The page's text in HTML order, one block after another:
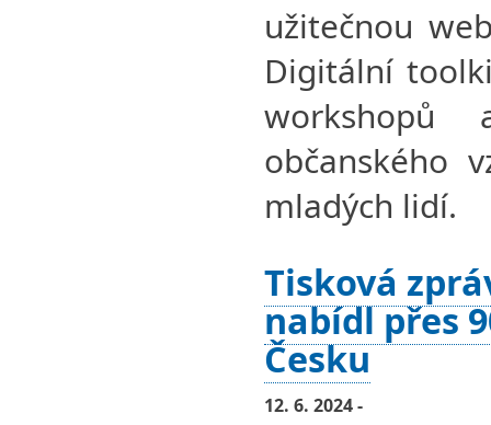
užitečnou
Digitální
občanského
mladých lidí.
Tisková
nabídl přes
Česku
12. 6. 2024 -